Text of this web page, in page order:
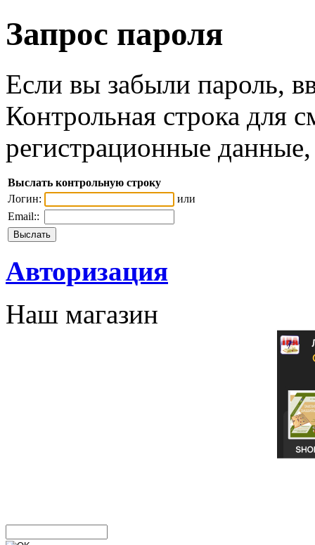
Запрос пароля
Если вы забыли пароль,
Контрольная строка для
регистрационные
Выслать контрольную строку
Логин:
или
Email::
Авторизация
Наш магазин